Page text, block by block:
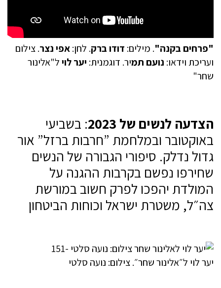
"פרחים בקנה". מילים: דודו ברק. לחן:אפי נצר. צילום
ועריכת וידאו: נועם תמיר. דוגמנית: יער לויל"אלינור
שחר"
הצדעה לנשים של 2023
: בשביעי
באוקטובר ובמלחמת ”חרבות ברזל” אור
גדול נדלק. סיפורי הגבורה של הנשים
שחירפו נפשם בקרבות ההגנה על
המולדת יהפכו לפרק חשוב במורשת
צה״ל, משטרת ישראל וכוחות הביטחון
יער לוי ל״אלינור שחר״. צילום: נועה סלטי